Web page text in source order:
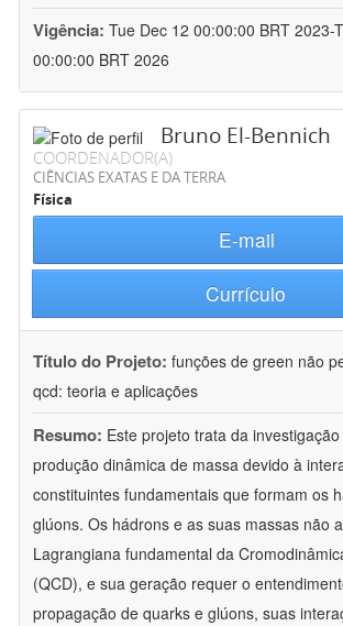
Vigência: Tue Dec 12 00:00:00 BRT 2023-
00:00:00 BRT 2026
Bruno El-Bennich
COORDENADOR(A)
CIÊNCIAS EXATAS E DA TERRA
Física
E-mail
Currículo
Título do Projeto: funções de green não
qcd: teoria e aplicações
Resumo: Este projeto trata da
produção dinâmica de massa devido à
constituintes fundamentais que formam os
glúons. Os hádrons e as suas massas não
Lagrangiana fundamental da
(QCD), e sua geração requer o
propagação de quarks e glúons, suas